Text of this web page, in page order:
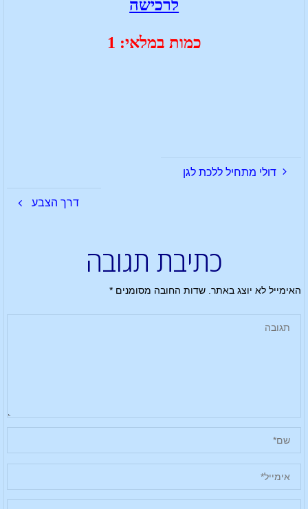
לרכישה
כמות במלאי: 1
דולי מתחיל ללכת לגן
דרך הצבע
כתיבת תגובה
האימייל לא יוצג באתר. שדות החובה מסומנים*